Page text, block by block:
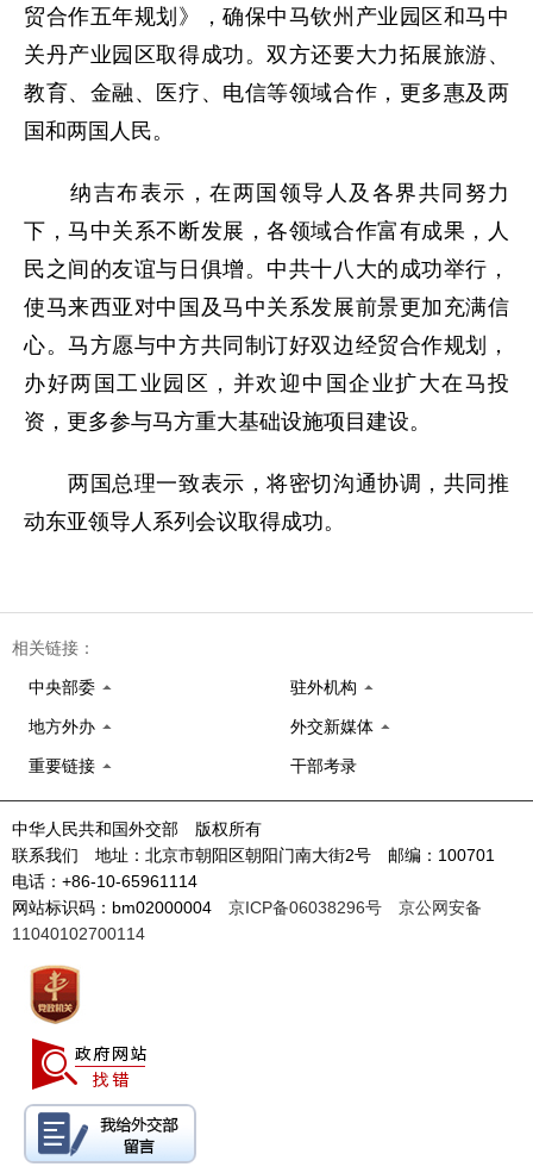
贸合作五年规划》，确保中马钦州产业园区和马中
关丹产业园区取得成功。双方还要大力拓展旅游、
教育、金融、医疗、电信等领域合作，更多惠及两
国和两国人民。
纳吉布表示，在两国领导人及各界共同努力
下，马中关系不断发展，各领域合作富有成果，人
民之间的友谊与日俱增。中共十八大的成功举行，
使马来西亚对中国及马中关系发展前景更加充满信
心。马方愿与中方共同制订好双边经贸合作规划，
办好两国工业园区，并欢迎中国企业扩大在马投
资，更多参与马方重大基础设施项目建设。
两国总理一致表示，将密切沟通协调，共同推
动东亚领导人系列会议取得成功。
相关链接：
中央部委 驻外机构
地方外办 外交新媒体
重要链接 干部考录
中华人民共和国外交部 版权所有
联系我们 地址：北京市朝阳区朝阳门南大街2号 邮编：100701
电话：+86-10-65961114
网站标识码：bm02000004 京ICP备06038296号
京公网安备
11040102700114